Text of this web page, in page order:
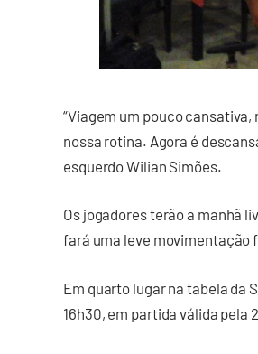
“Viagem um pouco
nossa rotina. Agora é
esquerdo Wilian Simões.
Os jogadores terão a manhã
fará uma leve movimentação
Em quarto lugar na tabela da
16h30, em partida válida pela